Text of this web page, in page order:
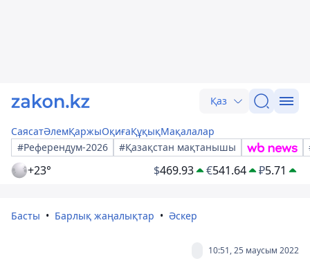
Қаз
СаясатӘлемҚаржыОқиғаҚұқықМақалалар
#Референдум-2026
#Қазақстан мақтанышы
+23° $469.93 €541.64 ₽5.71
Басты Барлық жаңалықтар Әскер
10:51, 25 маусым 2022